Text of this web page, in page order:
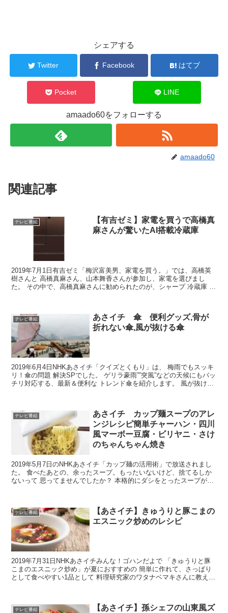
シェアする
Twitter Facebook はてブ
Pocket LINE
amaado60をフォローする
amaado60
関連記事
テレビ番組
【有吉ゼミ】家電を買うで高橋真
麻さんが驚いたAI搭載冷蔵庫
2019年7月1日有吉ゼミ「梅沢富美男、家電を買う。」では、高橋英
樹さんと 高橋真麻さん、山本舞香さんが参加し、家電を選びまし
た。 その中で、高橋真麻さんに勧められたのが、シャープ 冷蔵庫 プ
テレビ番組
あさイチ 傘 便利グッズ,骨が
折れない傘,風が抜ける傘
2019年6月4日NHKあさイチ「クイズとくもり」は、 梅雨でもスッキ
リ！傘の問題 解決SPでした。 ゲリラ豪雨””突風”などの天候にもバッ
チリ対応する、最新＆便利な トレンド傘を紹介します。 風が抜ける
テレビ番組
あさイチ カップ麺スープのアレ
ンジレシピ簡単チャーハン・四川
風マーボー豆腐・ビリヤニ・さけ
のちゃんちゃん焼き
2019年5月7日のNHKあさイチ「カップ麺の活用術」で放送されまし
た。 食べたあとの、余ったスープ。もったいないけど、捨てるしか
ないって 思ってませんでしたか？ 本格的にダシをとったスープが増
テレビ番組
【あさイチ】きゅうりと豚こまの
エスニック炒めのレシピ
2019年7月31日NHKあさイチみんな！ゴハンだよで 「きゅうりと豚
こまのエスニック炒め」が夏におすすめの 簡単に作れて、さっぱり
として食べやすい1品として 料理研究家のワタナベマキさんに教えて
テレビ番組
【あさイチ】孫シェフの山東風ズ